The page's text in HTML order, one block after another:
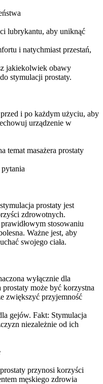
lubrykantu, aby uniknąć
i natychmiast przestań,
jakiekolwiek obawy
stymulacji prostaty.
i po każdym użyciu, aby
urządzenie w
temat masażera prostaty
prostaty jest
zdrowotnych.
stosowaniu
Ważne jest, aby
swojego ciała.
wyłącznie dla
może być korzystna
zwiększyć przyjemność
gejów. Fakt: Stymulacja
niezależnie od ich
przynosi korzyści
męskiego zdrowia